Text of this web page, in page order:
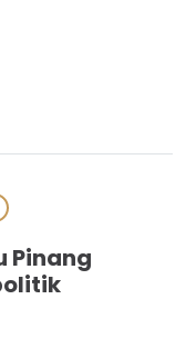
Pinang